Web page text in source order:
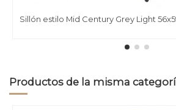
Sillón estilo Mid Century Grey Light
Productos de la misma